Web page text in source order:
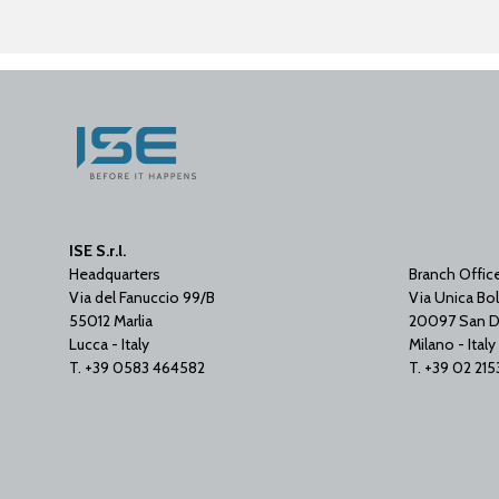
ISE S.r.l.
Headquarters
Via del Fanuccio 99/B
55012 Marlia
Lucca - Italy
T. +39 0583 464582
Branch
Via Unica
20097 San
Milano - Italy
T. +39 02